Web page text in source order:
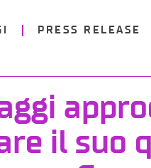
PRESS RELEASE
il suo